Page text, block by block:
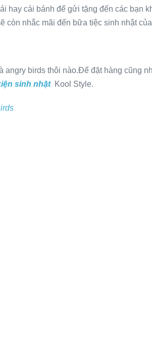
hay cái bánh để gửi tặng đến các
còn nhắc mãi đến bữa tiệc sinh nhật
angry birds thôi nào.Để đặt hàng cũng
sinh nhật Kool Style.